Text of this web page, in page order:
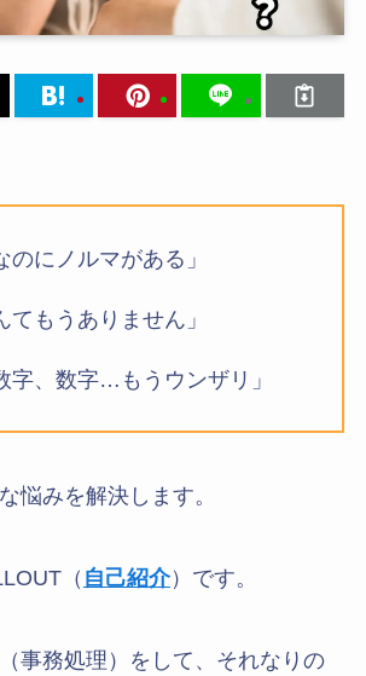
のにノルマがある」
てもうありません」
字、数字…もうウンザリ」
悩みを解決します。
（ 自己紹介）です。
事務処理）をして、それなりの